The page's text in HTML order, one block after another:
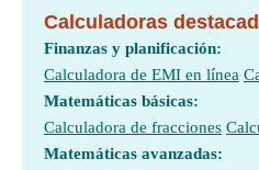
Calculadoras
Finanzas y planificación:
Calculadora de EMI en línea
Matemáticas básicas:
Calculadora de fracciones
Matemáticas avanzadas: